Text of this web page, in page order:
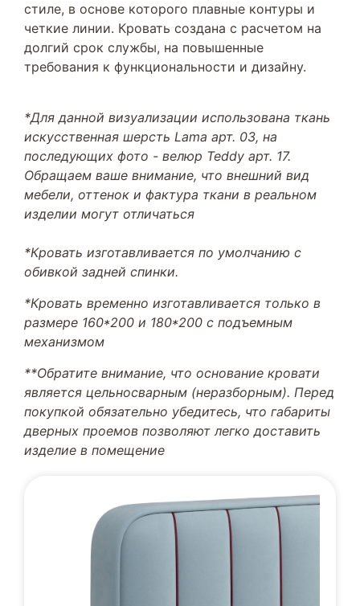
стиле, в основе которого плавные контуры и
четкие линии. Кровать создана с расчетом на
долгий срок службы, на повышенные
требования к функциональности и дизайну.
*Для данной визуализации использована ткань
искусственная шерсть Lama арт. 03, на
последующих фото - велюр Teddy арт. 17.
Обращаем ваше внимание, что внешний вид
мебели, оттенок и фактура ткани в реальном
изделии могут отличаться
*Кровать изготавливается по умолчанию с
обивкой задней спинки.
*Кровать временно изготавливается только в
размере 160*200 и 180*200 с подъемным
механизмом
**Обратите внимание, что основание кровати
является цельносварным (неразборным). Перед
покупкой обязательно убедитесь, что габариты
дверных проемов позволяют легко доставить
изделие в помещение